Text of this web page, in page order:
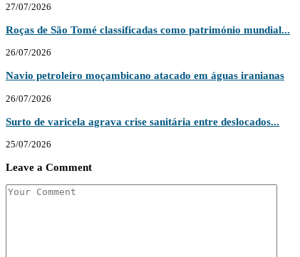
27/07/2026
Roças de São Tomé classificadas como património mundial...
26/07/2026
Navio petroleiro moçambicano atacado em águas iranianas
26/07/2026
Surto de varicela agrava crise sanitária entre deslocados...
25/07/2026
Leave a Comment